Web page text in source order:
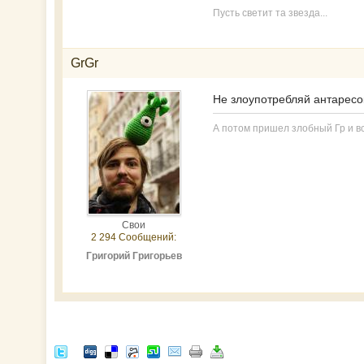
Пусть светит та звезда...
GrGr
Свои
2 294 Сообщений:
Григорий Григорьев
Не злоупотребляй
А потом пришел злобный Гр и